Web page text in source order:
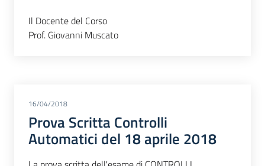
Il Docente del Corso
Prof. Giovanni Muscato
16/04/2018
Prova Scritta Controlli
Automatici del 18 aprile 2018